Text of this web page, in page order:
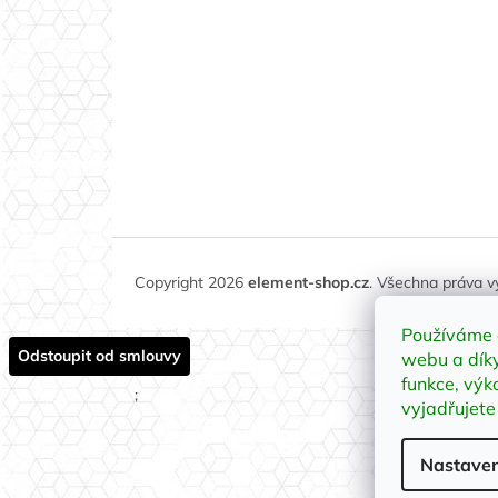
webu a
funkce,
vyjadřujete
Copyright 2026 element-shop.cz. Všechna práva
Odstoupit od smlouvy
;